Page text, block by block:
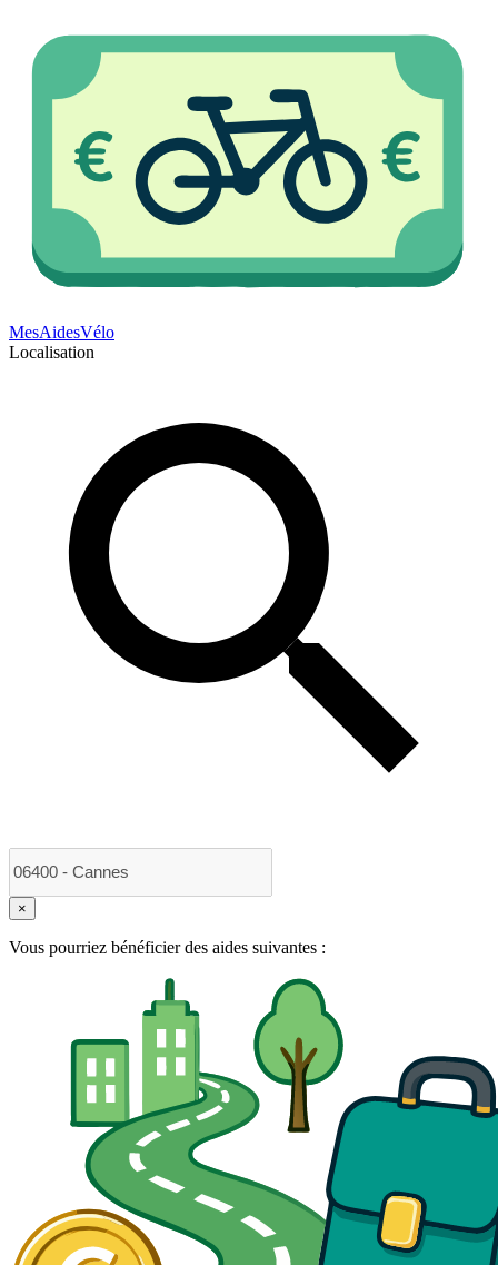
MesAidesVélo
Localisation
×
Vous pourriez bénéficier des aides suivantes :